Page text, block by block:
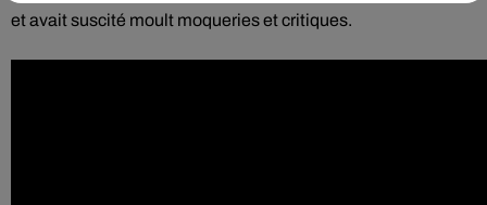
et avait suscité moult moqueries et critiques.